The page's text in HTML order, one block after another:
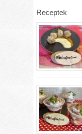
Receptek